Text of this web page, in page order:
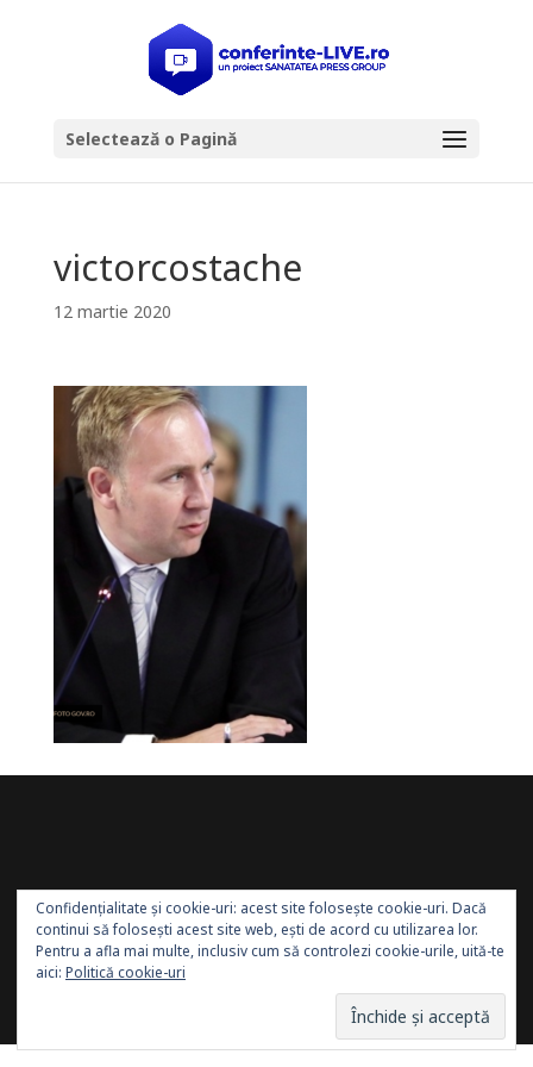
Selectează o Pagină
victorcostache
12 martie 2020
Site administrat de:
Confidențialitate și cookie-uri: acest site folosește cookie-uri. Dacă
continui să folosești acest site web, ești de acord cu utilizarea lor.
Pentru a afla mai multe, inclusiv cum să controlezi cookie-urile, uită-te
aici: Politică cookie-uri